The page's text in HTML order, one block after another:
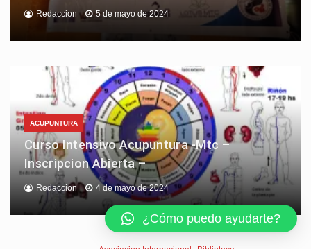
Redaccion 5 de mayo de 2024
ACUPUNTURA
Curso Intensivo Acupuntura -Mtc –
Inscripcion Abierta –
Redaccion 4 de mayo de 2024
¿Cómo puedo ayudarte?